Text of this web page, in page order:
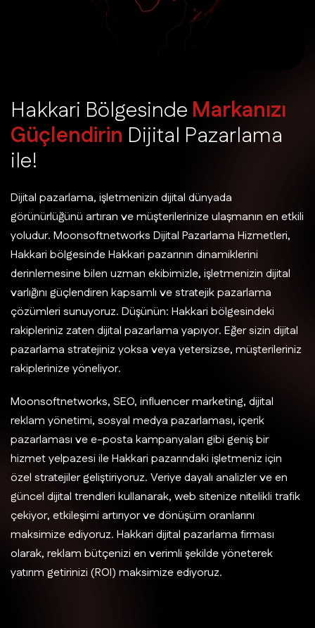
Hakkari Bölgesinde Markanızı
Güçlendirin Dijital Pazarlama
ile!
Dijital pazarlama, işletmenizin dijital dünyada
görünürlüğünü artıran ve müşterilerinize ulaşmanın en etkili
yoludur. Moonsoftnetworks Dijital Pazarlama Hizmetleri,
Hakkari bölgesinde Hakkari pazarının dinamiklerini
derinlemesine bilen uzman ekibimizle, işletmenizin dijital
varlığını güçlendiren kapsamlı ve stratejik pazarlama
çözümleri sunuyoruz. Düşünün: Hakkari bölgesindeki
rakipleriniz zaten dijital pazarlama yapıyor. Eğer sizin dijital
pazarlama stratejiniz yoksa veya yetersizse, müşterileriniz
rakiplerinize yöneliyor.
Moonsoftnetworks, SEO, influencer marketing, dijital
reklam yönetimi, sosyal medya pazarlaması, içerik
pazarlaması ve e-posta kampanyaları gibi geniş bir
hizmet yelpazesi ile Hakkari pazarındaki işletmeniz için
özel stratejiler geliştiriyoruz. Veriye dayalı analizler ve en
güncel dijital trendleri kullanarak, web sitenize nitelikli trafik
çekiyor, etkileşimi artırıyor ve dönüşüm oranlarını
maksimize ediyoruz. Hakkari dijital pazarlama firması
olarak, reklam bütçenizi en verimli şekilde yöneterek
yatırım getirinizi (ROI) maksimize ediyoruz.